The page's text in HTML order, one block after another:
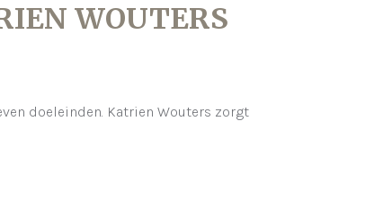
WOUTERS
doeleinden. Katrien Wouters zorgt